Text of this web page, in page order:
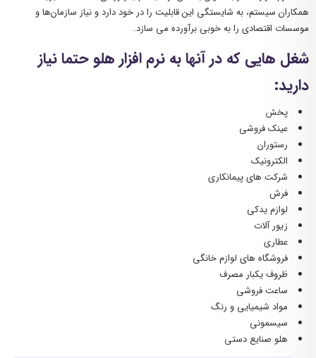
همکاران سیستم، به شایستگی این قابلیت را در خود دارد و نیاز سازمان‌ها و
موسسات اقتصادی را به خوبی برآورده می سازد.
شغل هایی که در آنها به نرم افزار هلو حتما نیاز
دارید:
پخش
عینک فروشی
رستوران
الکترونیک
شرکت های پیمانکاری
فرش
لوازم یدکی
زیور آلات
عطاری
فروشگاه های لوازم خانگی
ظروف یکبار مصرف
ساعت فروشی
مواد شیمیایی و رنگ
سیسمونی
هلو صنایع دستی